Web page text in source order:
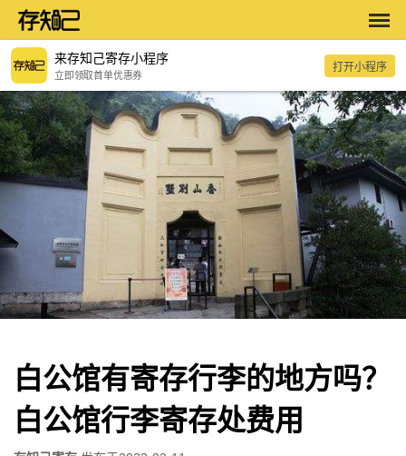
来存知己寄存小程序
立即领取首单优惠券
打开小程序
白公馆有寄存行李的地方吗？
白公馆行李寄存处费用